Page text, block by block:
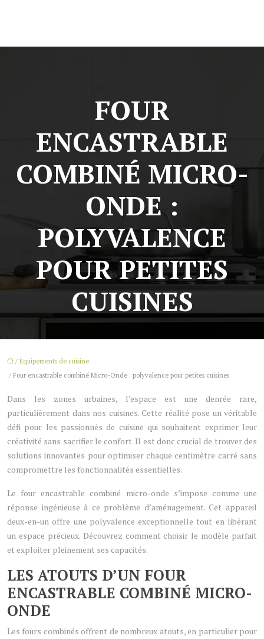
FOUR
ENCASTRABLE
COMBINÉ MICRO-
ONDE :
POLYVALENCE
POUR PETITES
CUISINES
/ Équipements de cuisine
/ Four encastrable combiné Micro-Onde : polyvalence pour petites cuisines
Dans les zones urbaines, l’espace est une denrée rare,
particulièrement dans nos cuisines. Cette réalité pose un véritable
défi pour les passionnés de cuisine qui souhaitent exprimer leur
créativité sans sacrifier le confort. Il est donc crucial de trouver des
solutions innovantes pour optimiser chaque centimètre carré sans
compromettre les fonctionnalités essentielles.
Le four encastrable combiné micro-onde s’impose comme une
réponse ingénieuse à ce problème d’aménagement. Cet appareil
deux-en-un offre une polyvalence exceptionnelle tout en libérant
un espace précieux. Découvrez comment choisir le modèle parfait
et exploiter pleinement ses capacités.
LES ATOUTS D’UN FOUR
ENCASTRABLE COMBINÉ MICRO-
ONDE
Les fours combinés offrent de nombreux atouts, en particulier pour